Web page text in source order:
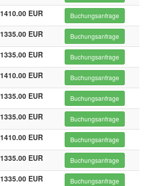
1410.00 EUR Buchungsanfrage
1335.00 EUR Buchungsanfrage
1335.00 EUR Buchungsanfrage
1410.00 EUR Buchungsanfrage
1335.00 EUR Buchungsanfrage
1335.00 EUR Buchungsanfrage
1410.00 EUR Buchungsanfrage
1335.00 EUR Buchungsanfrage
1335.00 EUR Buchungsanfrage